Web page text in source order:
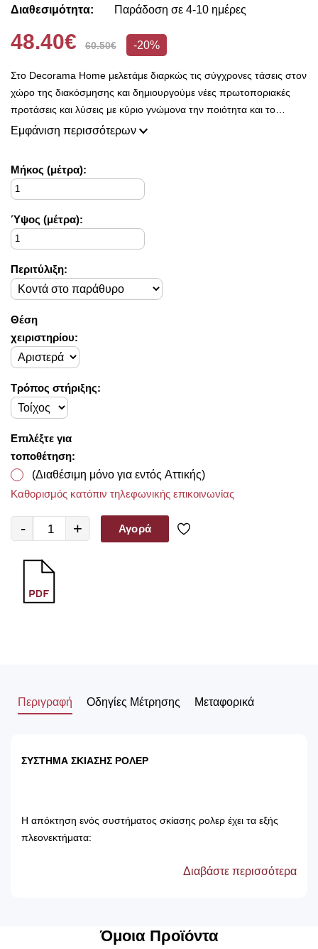
Διαθεσιμότητα:
Παράδοση σε 4-10 ημέρες
48.40€ 60.50€ -20%
Στο Decorama Home μελετάμε διαρκώς τις σύγχρονες τάσεις στον
χώρο της διακόσμησης και δημιουργούμε νέες πρωτοποριακές
προτάσεις και λύσεις με κύριο γνώμονα την ποιότητα και το
ασύγκριτο design, προκειμένου να είμαστε πάντοτε σε θέση να
φρέσκες ιδέες διακόσμησης, που ικανοποιούν ακόμη και τους πιο
απαιτητικούς!
ασύγκριτο στυλ στο προσωπικό σας χώρο και να τον αναδείξουμε
με τον πιο όμορφο τρόπο!
Εμφάνιση περισσότερων
Mήκος (μέτρα):
Ύψος (μέτρα):
Περιτύλιξη:
Θέση
χειριστηρίου:
Τρόπος στήριξης:
Επιλέξτε για
τοποθέτηση:
(Διαθέσιμη μόνο για εντός Αττικής)
Καθορισμός κατόπιν τηλεφωνικής επικοινωνίας
- + Αγορά
Περιγραφή Οδηγίες Μέτρησης Μεταφορικά
ΣΥΣΤΗΜΑ ΣΚΙΑΣΗΣ ΡΟΛΕΡ
Η απόκτηση ενός συστήματος σκίασης ρολερ έχει τα εξής
πλεονεκτήματα:
μόνο με ένα ελαφρός νωπό βέτεξ ή με
ατμοκαθαριστή.
Διαβάστε περισσότερα
Όμοια Προϊόντα